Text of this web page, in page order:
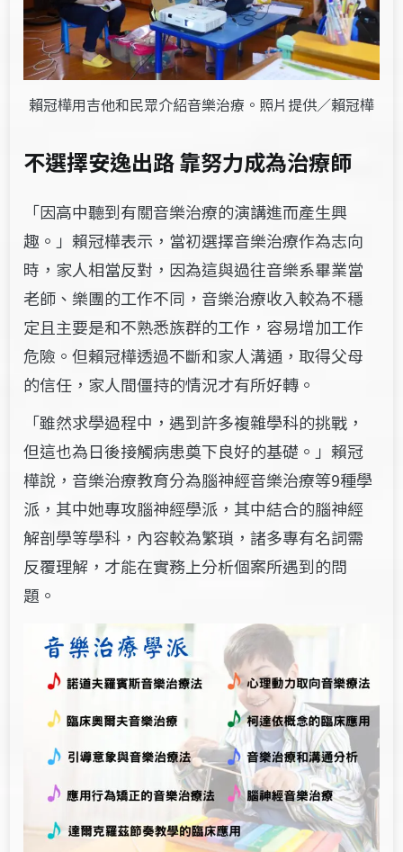
賴冠樺用吉他和民眾介紹音樂治療。照片提供／賴冠樺
不選擇安逸出路 靠努力成為治療師
「因高中聽到有關音樂治療的演講進而產生興
趣。」賴冠樺表示，當初選擇音樂治療作為志向
時，家人相當反對，因為這與過往音樂系畢業當
老師、樂團的工作不同，音樂治療收入較為不穩
定且主要是和不熟悉族群的工作，容易增加工作
危險。但賴冠樺透過不斷和家人溝通，取得父母
的信任，家人間僵持的情況才有所好轉。
「雖然求學過程中，遇到許多複雜學科的挑戰，
但這也為日後接觸病患奠下良好的基礎。」賴冠
樺說，音樂治療教育分為腦神經音樂治療等9種學
派，其中她專攻腦神經學派，其中結合的腦神經
解剖學等學科，內容較為繁瑣，諸多專有名詞需
反覆理解，才能在實務上分析個案所遇到的問
題。